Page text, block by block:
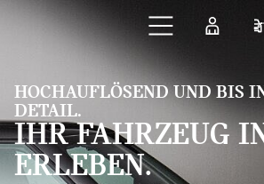
Zum Hauptinhalt springen
HOCHAUFLÖSEND UND BIS
DETAIL.
IHR FAHRZEUG
ERLEBEN.